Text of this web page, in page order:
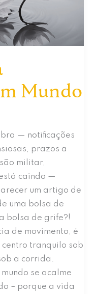
Mundo
— notificações
prazos a
militar,
caindo —
um artigo de
uma bolsa de
bolsa de grife?!
de movimento, é
centro tranquilo sob
a corrida.
se acalme
– porque a vida